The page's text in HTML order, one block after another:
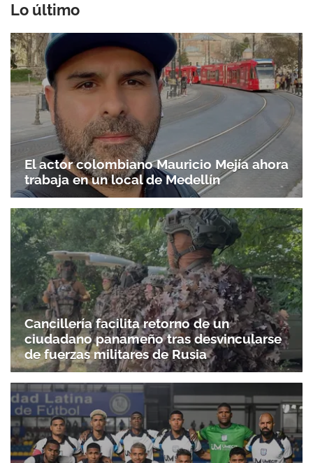
Lo último
El actor colombiano Mauricio Mejía ahora
trabaja en un local de Medellín
Cancillería facilita retorno de un
ciudadano panameño tras desvincularse
de fuerzas militares de Rusia